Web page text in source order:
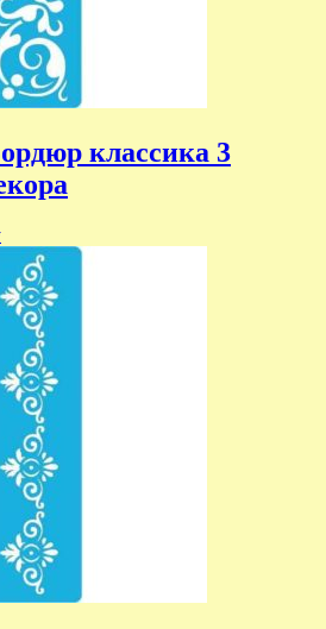
классика 3